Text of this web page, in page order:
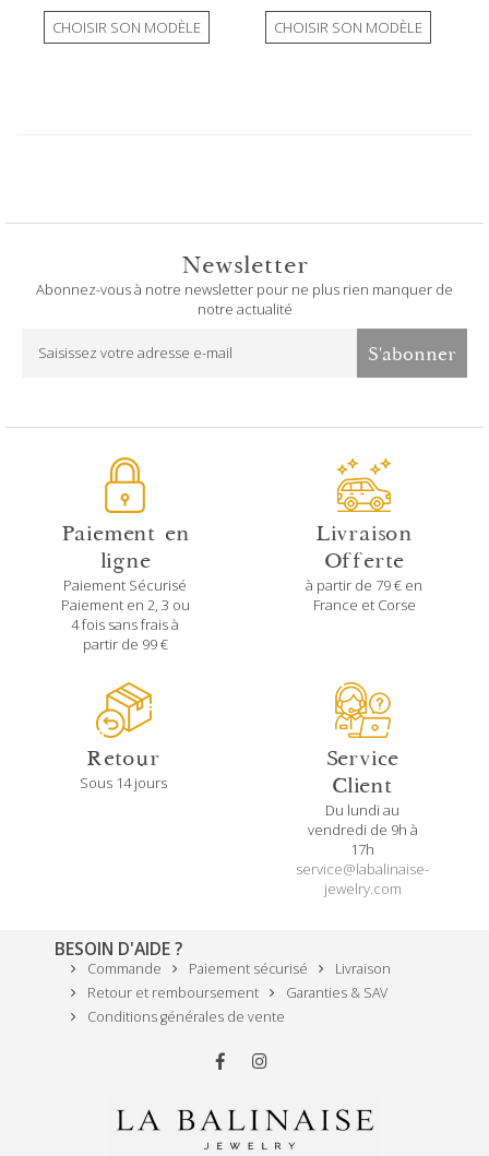
CHOISIR SON MODÈLE CHOISIR SON MODÈLE
Newsletter
Abonnez-vous à notre newsletter pour ne plus rien manquer de
notre actualité
S'abonner
Paiement en
ligne
Paiement Sécurisé
Paiement en 2, 3 ou
4 fois sans frais à
partir de 99 €
Livraison
Offerte
à partir de 79 € en
France et Corse
Retour
Sous 14 jours
Service
Client
Du lundi au
vendredi de 9h à
17h
service@labalinaise-
jewelry.com
BESOIN D'AIDE ?
Commande Paiement sécurisé
Livraison
Retour et remboursement
Garanties & SAV
Conditions générales de vente